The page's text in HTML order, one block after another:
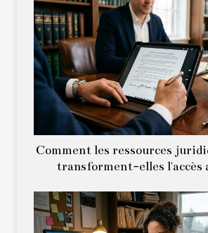
Comment les ressources
transforment-elles l'accès